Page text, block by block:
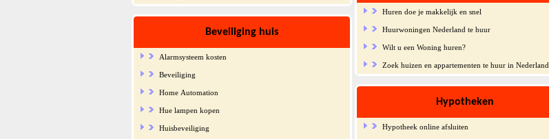
Beveiliging huis
Alarmsysteem kosten
Beveiliging
Home Automation
Hue lampen kopen
Huisbeveiliging
Huren doe je makkelijk en snel
Huurwoningen Nederland te huur
Wilt u een Woning huren?
Zoek huizen en appartementen te huur in Nederland
Hypotheken
Hypotheek online afsluiten